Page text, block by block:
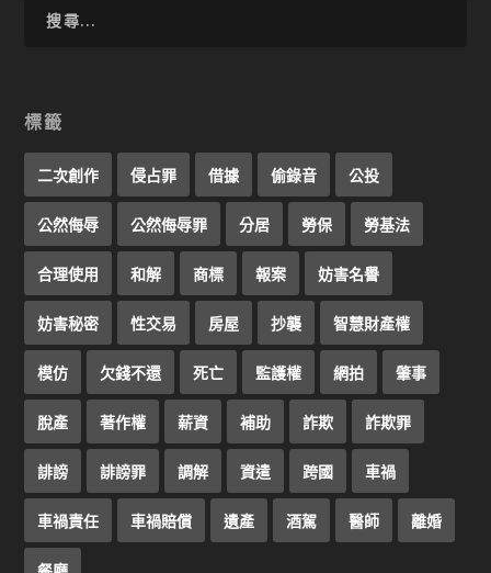
標籤
二次創作 侵占罪 借據 偷錄音 公投
公然侮辱 公然侮辱罪 分居 勞保 勞基法
合理使用 和解 商標 報案 妨害名譽
妨害秘密 性交易 房屋 抄襲 智慧財產權
模仿 欠錢不還 死亡 監護權 網拍 肇事
脫產 著作權 薪資 補助 詐欺 詐欺罪
誹謗 誹謗罪 調解 資遣 跨國 車禍
車禍責任 車禍賠償 遺產 酒駕 醫師 離婚